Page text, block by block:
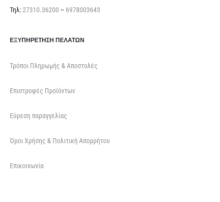
Τηλ:27310.36200 – 6978003643
ΕΞΥΠΗΡΈΤΗΣΗ ΠΕΛΑΤΏΝ
Τρόποι Πληρωμής & Αποστολές
Επιστροφές Προϊόντων
Εύρεση παραγγελίας
Όροι Χρήσης & Πολιτική Απορρήτου
Επικοινωνία